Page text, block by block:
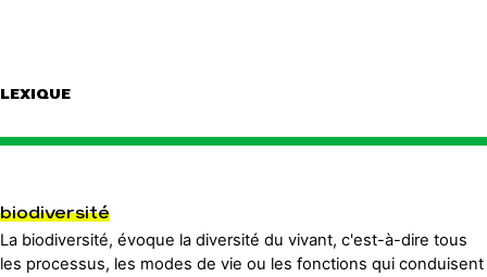
LEXIQUE
biodiversité
La biodiversité, évoque la diversité du vivant, c'est-à-dire tous
les processus, les modes de vie ou les fonctions qui conduisent